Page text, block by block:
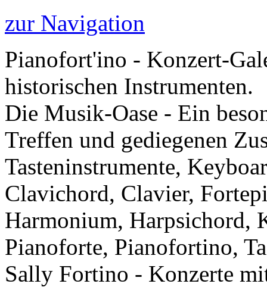
zur Navigation
Pianofort'ino - Konzert-
historischen Instrumenten.
Die Musik-Oase - Ein
Treffen und gediegenen
Tasteninstrumente,
Clavichord, Clavier,
Harmonium, Harpsichord,
Pianoforte, Pianofortino,
Sally Fortino - Konzerte